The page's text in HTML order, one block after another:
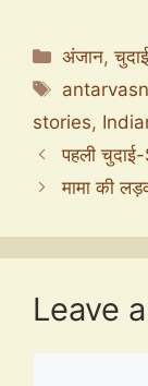
अंजान,
Tags
stories,
पहली
मामा की
Leave